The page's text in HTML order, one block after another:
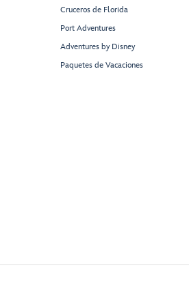
Cruceros de Florida
Port Adventures
Adventures by Disney
Paquetes de Vacaciones